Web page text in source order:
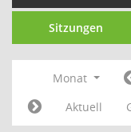
Sitzungen
Monat
Aktuell